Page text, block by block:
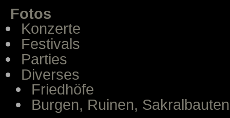
Fotos
Konzerte
Festivals
Parties
Diverses
Friedhöfe
Burgen, Ruinen, Sakralbauten